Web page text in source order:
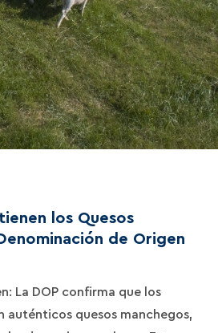
los Quesos
de Origen
La DOP confirma que los
auténticos quesos manchegos,